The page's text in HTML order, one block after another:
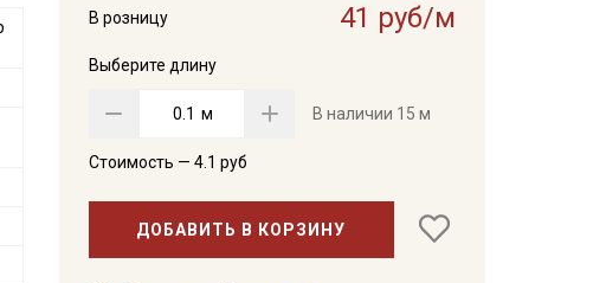
В розницу 41 руб/м
Выберите длину
м В наличии 15 м
Стоимость — 4.1 руб
ДОБАВИТЬ В КОРЗИНУ